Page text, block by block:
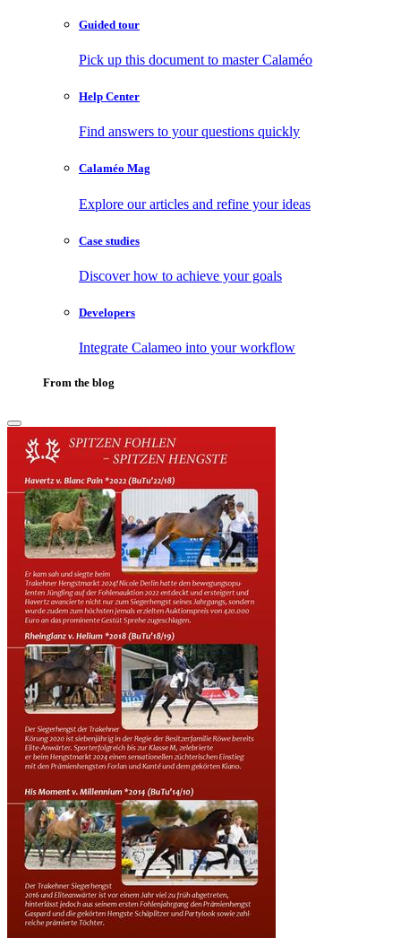
Guided tour
Pick up this document to master Calaméo
Help Center
Find answers to your questions quickly
Calaméo Mag
Explore our articles and refine your ideas
Case studies
Discover how to achieve your goals
Developers
Integrate Calameo into your workflow
From the blog